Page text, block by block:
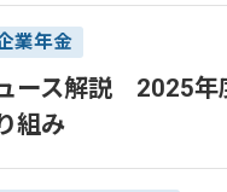
業年金
ース解説 2025年
組み